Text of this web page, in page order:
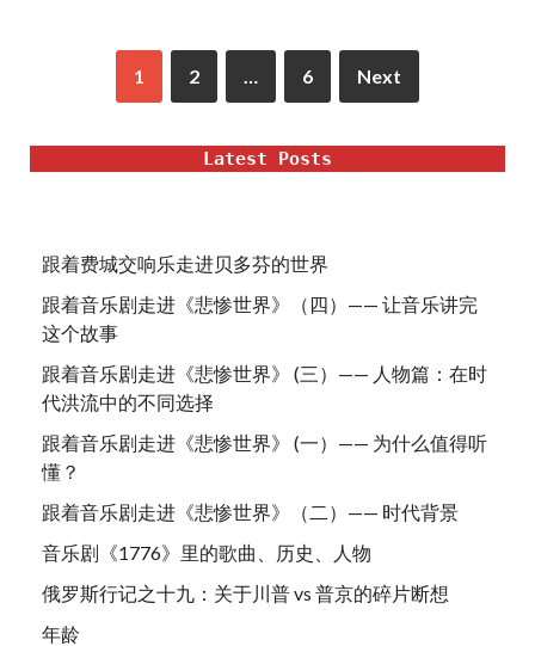
1 2 … 6 Next
Latest Posts
跟着费城交响乐走进贝多芬的世界
跟着音乐剧走进《悲惨世界》（四）—— 让音乐讲完
这个故事
跟着音乐剧走进《悲惨世界》 (三）—— 人物篇：在时
代洪流中的不同选择
跟着音乐剧走进《悲惨世界》 (一）—— 为什么值得听
懂？
跟着音乐剧走进《悲惨世界》（二）—— 时代背景
音乐剧《1776》里的歌曲、历史、人物
俄罗斯行记之十九：关于川普 vs 普京的碎片断想
年龄